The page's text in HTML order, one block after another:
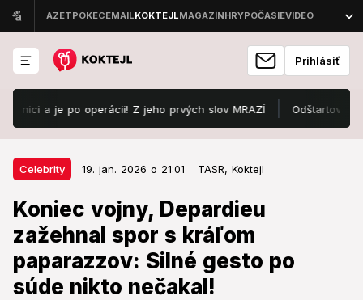
Prihlásiť
a je po operácii! Z jeho prvých slov MRAZÍ Odštartoval
Celebrity 19. jan. 2026 o 21:01 TASR, Koktejl
Koniec vojny, Depardieu
zažehnal spor s kráľom
paparazzov: Silné gesto po
súde nikto nečakal!
Celebrity 19. jan. 2026 o 21:01
Koniec vojny, Depardieu zažehnal
spor s kráľom paparazzov: Silné
gesto po súde nikto nečakal!
Slávny herec a kráľ paparazzov uzavreli mier.